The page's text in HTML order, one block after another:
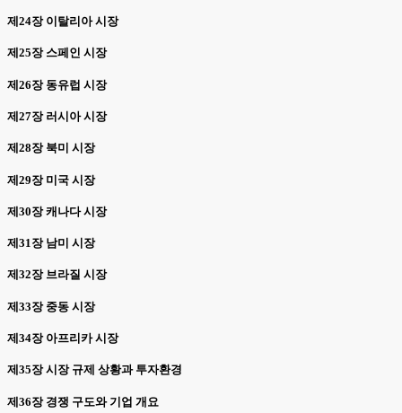
제24장 이탈리아 시장
제25장 스페인 시장
제26장 동유럽 시장
제27장 러시아 시장
제28장 북미 시장
제29장 미국 시장
제30장 캐나다 시장
제31장 남미 시장
제32장 브라질 시장
제33장 중동 시장
제34장 아프리카 시장
제35장 시장 규제 상황과 투자환경
제36장 경쟁 구도와 기업 개요